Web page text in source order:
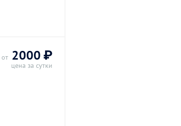
от 2000 ₽
цена за сутки